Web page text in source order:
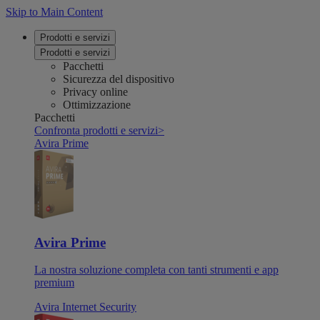
Skip to Main Content
Prodotti e servizi
Prodotti e servizi
Pacchetti
Sicurezza del dispositivo
Privacy online
Ottimizzazione
Pacchetti
Confronta prodotti e servizi>
Avira Prime
Avira Prime
La nostra soluzione completa con tanti strumenti e app
premium
Avira Internet Security